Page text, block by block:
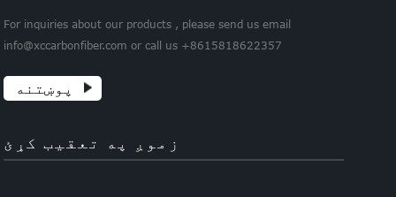
For inquiries about our products , please send us email
info@xccarbonfiber.com or call us +8615818622357
پوښتنه
زموږ په تعقیب کړئ